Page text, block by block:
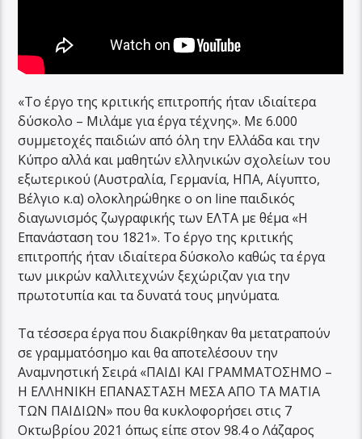
«Το έργο της κριτικής επιτροπής ήταν ιδιαίτερα
δύσκολο – Μιλάμε για έργα τέχνης». Με 6.000
συμμετοχές παιδιών από όλη την Ελλάδα και την
Κύπρο αλλά και μαθητών ελληνικών σχολείων του
εξωτερικού (Αυστραλία, Γερμανία, ΗΠΑ, Αίγυπτο,
Βέλγιο κ.α) ολοκληρώθηκε ο on line παιδικός
διαγωνισμός ζωγραφικής των ΕΛΤΑ με θέμα «Η
Επανάσταση του 1821». Το έργο της κριτικής
επιτροπής ήταν ιδιαίτερα δύσκολο καθώς τα έργα
των μικρών καλλιτεχνών ξεχώριζαν για την
πρωτοτυπία και τα δυνατά τους μηνύματα.
Τα τέσσερα έργα που διακρίθηκαν θα μετατραπούν
σε γραμματόσημο και θα αποτελέσουν την
Αναμνηστική Σειρά «ΠΑΙΔΙ ΚΑΙ ΓΡΑΜΜΑΤΟΣΗΜΟ –
Η ΕΛΛΗΝΙΚΗ ΕΠΑΝΑΣΤΑΣΗ ΜΕΣΑ ΑΠΟ ΤΑ ΜΑΤΙΑ
ΤΩΝ ΠΑΙΔΙΩΝ» που θα κυκλοφορήσει στις 7
Οκτωβρίου 2021 όπως είπε στον 98.4 ο Λάζαρος